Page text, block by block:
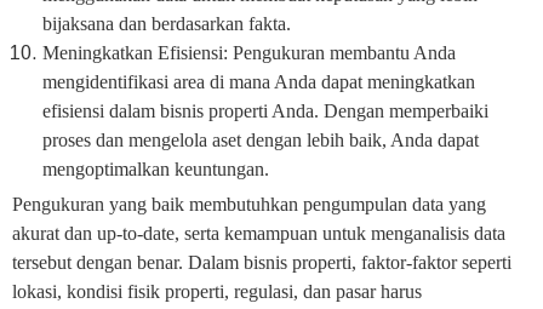
bijaksana dan berdasarkan fakta.
Meningkatkan Efisiensi: Pengukuran membantu Anda
mengidentifikasi area di mana Anda dapat meningkatkan
efisiensi dalam bisnis properti Anda. Dengan memperbaiki
proses dan mengelola aset dengan lebih baik, Anda dapat
mengoptimalkan keuntungan.
Pengukuran yang baik membutuhkan pengumpulan data yang
akurat dan up-to-date, serta kemampuan untuk menganalisis data
tersebut dengan benar. Dalam bisnis properti, faktor-faktor seperti
lokasi, kondisi fisik properti, regulasi, dan pasar harus